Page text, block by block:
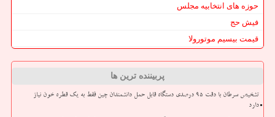
حوزه های انتخابیه مجلس
فیش حج
قیمت بیسیم موتورولا
پربیننده ترین ها
تشخیص سرطان با دقت ۹۵ درصدی دستگاه قابل حمل دانشمندان چین فقط به یک قطره خون نیاز
دارد